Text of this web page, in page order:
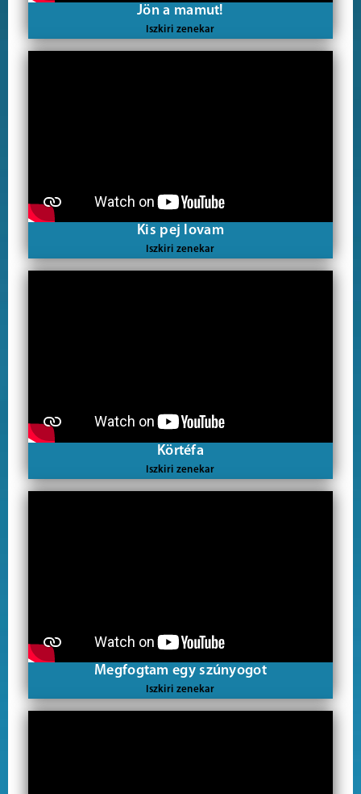
Jön a mamut!
Iszkiri zenekar
Kis pej lovam
Iszkiri zenekar
Körtéfa
Iszkiri zenekar
Megfogtam egy szúnyogot
Iszkiri zenekar